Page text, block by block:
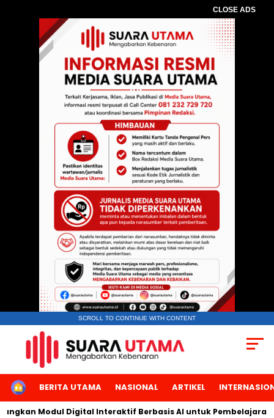
CLOSE ADS
SCROLL TO CONTINUE WITH CONTENT
HOMEBERITA UTAMA NASIONAL ARTIKEL
Modul Digital Interaktif Berbasis AI untuk Pembelajaran